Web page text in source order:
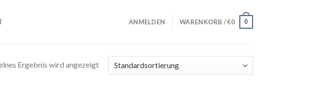
ANMELDEN WARENKORB /€0 0
Ergebnis wird angezeigt